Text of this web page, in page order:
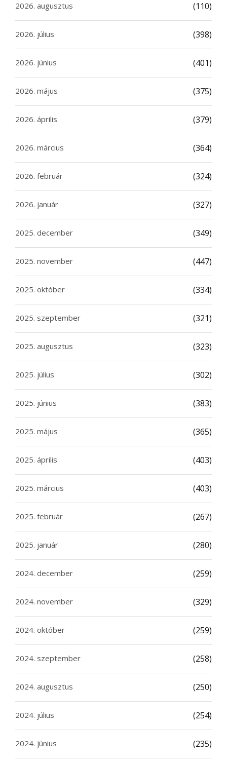
2026. augusztus (110)
2026. július (398)
2026. június (401)
2026. május (375)
2026. április (379)
2026. március (364)
2026. február (324)
2026. január (327)
2025. december (349)
2025. november (447)
2025. október (334)
2025. szeptember (321)
2025. augusztus (323)
2025. július (302)
2025. június (383)
2025. május (365)
2025. április (403)
2025. március (403)
2025. február (267)
2025. január (280)
2024. december (259)
2024. november (329)
2024. október (259)
2024. szeptember (258)
2024. augusztus (250)
2024. július (254)
2024. június (235)